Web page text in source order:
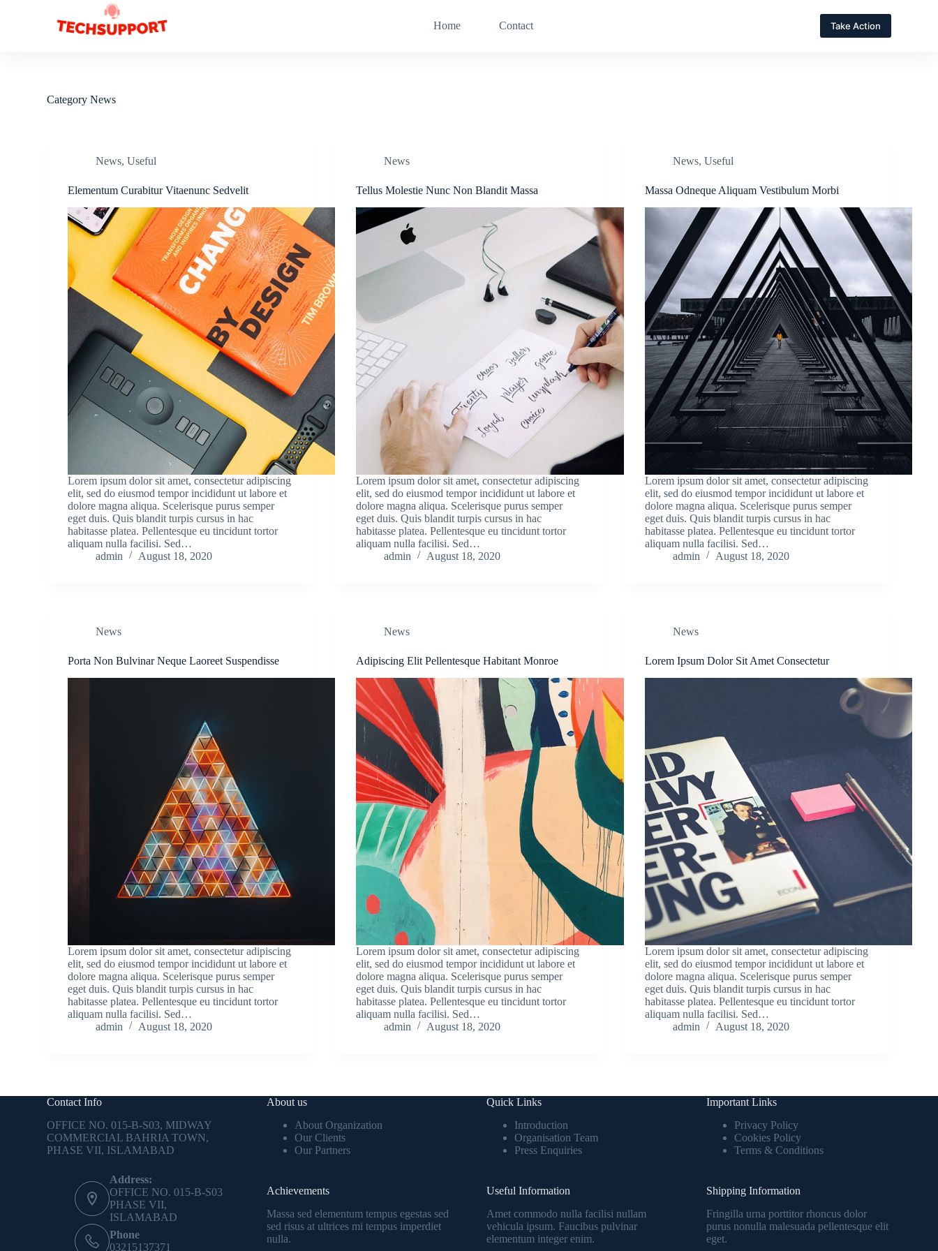
Home Contact Take Action
Category News
News,Useful
Elementum Curabitur Vitaenunc Sedvelit
Lorem ipsum dolor sit amet, consectetur adipiscing
elit, sed do eiusmod tempor incididunt ut labore et
dolore magna aliqua. Scelerisque purus semper
eget duis. Quis blandit turpis cursus in hac
habitasse platea. Pellentesque eu tincidunt tortor
aliquam nulla facilisi. Sed…
admin
August 18, 2020
News
Tellus Molestie Nunc Non Blandit Massa
Lorem ipsum dolor sit amet, consectetur adipiscing
elit, sed do eiusmod tempor incididunt ut labore et
dolore magna aliqua. Scelerisque purus semper
eget duis. Quis blandit turpis cursus in hac
habitasse platea. Pellentesque eu tincidunt tortor
aliquam nulla facilisi. Sed…
admin
August 18, 2020
News, Useful
Massa Odneque Aliquam Vestibulum Morbi
Lorem ipsum dolor sit amet, consectetur adipiscing
elit, sed do eiusmod tempor incididunt ut labore et
dolore magna aliqua. Scelerisque purus semper
eget duis. Quis blandit turpis cursus in hac
habitasse platea. Pellentesque eu tincidunt tortor
aliquam nulla facilisi. Sed…
admin
August 18, 2020
News
Porta Non Bulvinar Neque Laoreet Suspendisse
Lorem ipsum dolor sit amet, consectetur adipiscing
elit, sed do eiusmod tempor incididunt ut labore et
dolore magna aliqua. Scelerisque purus semper
eget duis. Quis blandit turpis cursus in hac
habitasse platea. Pellentesque eu tincidunt tortor
aliquam nulla facilisi. Sed…
admin
August 18, 2020
News
Adipiscing Elit Pellentesque Habitant Monroe
Lorem ipsum dolor sit amet, consectetur adipiscing
elit, sed do eiusmod tempor incididunt ut labore et
dolore magna aliqua. Scelerisque purus semper
eget duis. Quis blandit turpis cursus in hac
habitasse platea. Pellentesque eu tincidunt tortor
aliquam nulla facilisi. Sed…
admin
August 18, 2020
News
Lorem Ipsum Dolor Sit Amet Consectetur
Lorem ipsum dolor sit amet, consectetur adipiscing
elit, sed do eiusmod tempor incididunt ut labore et
dolore magna aliqua. Scelerisque purus semper
eget duis. Quis blandit turpis cursus in hac
habitasse platea. Pellentesque eu tincidunt tortor
aliquam nulla facilisi. Sed…
admin
August 18, 2020
Contact Info
OFFICE NO. 015-B-S03, MIDWAY
COMMERCIAL BAHRIA TOWN,
PHASE VII, ISLAMABAD
Address:
OFFICE NO. 015-B-S03
PHASE VII,
ISLAMABAD
Phone
03215137371
About us
About Organization
Our Clients
Our Partners
Achievements
Massa sed elementum tempus egestas sed
sed risus at ultrices mi tempus imperdiet
nulla.
Quick Links
Introduction
Organisation Team
Press Enquiries
Useful Information
Amet commodo nulla facilisi nullam
vehicula ipsum. Faucibus pulvinar
elementum integer enim.
Important Links
Privacy Policy
Cookies Policy
Terms & Conditions
Shipping Information
Fringilla urna porttitor rhoncus dolor
purus nonulla malesuada pellentesque elit
eget.